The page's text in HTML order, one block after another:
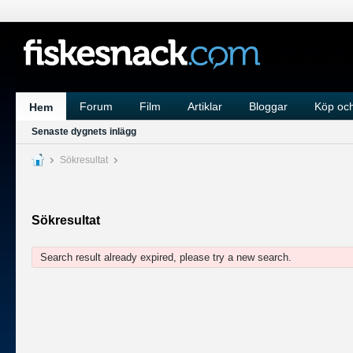
Hem Forum Film Artiklar Bloggar Köp
Senaste dygnets inlägg
Sökresultat
Sökresultat
Search result already expired, please try a new search.